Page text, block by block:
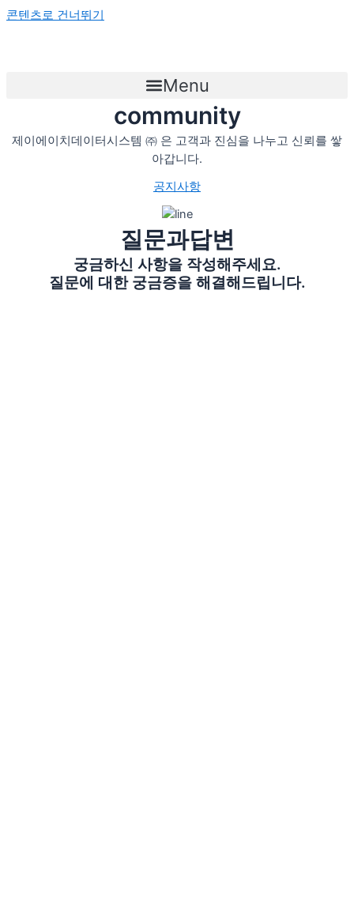
콘텐츠로 건너뛰기
Menu
community
제이에이치데이터시스템 ㈜ 은 고객과 진심을 나누고 신뢰를 쌓
아갑니다.
공지사항
질문과답변
궁금하신 사항을 작성해주세요.
질문에 대한 궁금증을 해결해드립니다.